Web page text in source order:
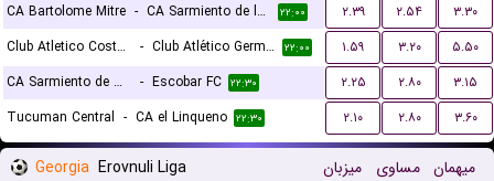
CA Bartolome Mitre - CA Sarmiento de la Banda ۲۲:۰۰ ۲.۳۹ ۲.۵۴
۳.۳۰
Club Atletico Costa Brava
- Club Atlético Germinal ۲۲:۰۰ ۱.۵۹ ۳.۲۰
۵.۵۰
CA Sarmiento de Resistencia
- Escobar FC ۲۲:۳۰ ۲.۲۵ ۲.۸۰
۳.۱۵
Tucuman Central - CA el Linqueno ۲۲:۳۰ ۲.۱۰ ۲.۸۰ ۳.۶۰
Georgia Erovnuli Liga میزبان مساوی میهمان